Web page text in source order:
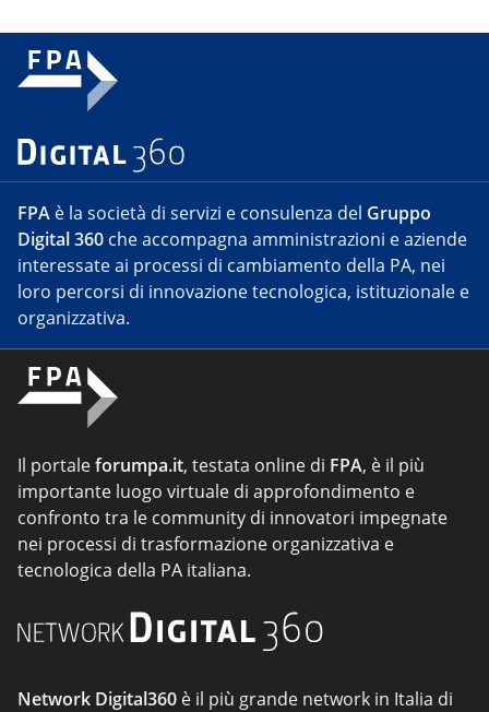
FPA è la società di servizi e consulenza del Gruppo
Digital 360 che accompagna amministrazioni e aziende
interessate ai processi di cambiamento della PA, nei
loro percorsi di innovazione tecnologica, istituzionale e
organizzativa.
Il portaleforumpa.it, testata online di FPA, è il più
importante luogo virtuale di approfondimento e
confronto tra le community di innovatori impegnate
nei processi di trasformazione organizzativa e
tecnologica della PA italiana.
Network Digital360 è il più grande network in Italia di